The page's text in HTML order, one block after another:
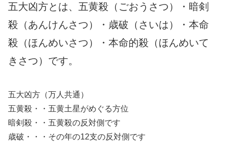
五大凶方とは、五黄殺（ごおうさつ）・暗剣
殺（あんけんさつ）・歳破（さいは）・本命
殺（ほんめいさつ）・本命的殺（ほんめいて
きさつ）です。
五大凶方（万人共通）
五黄殺・・五黄土星がめぐる方位
暗剣殺・・五黄殺の反対側です
歳破・・・その年の12支の反対側です